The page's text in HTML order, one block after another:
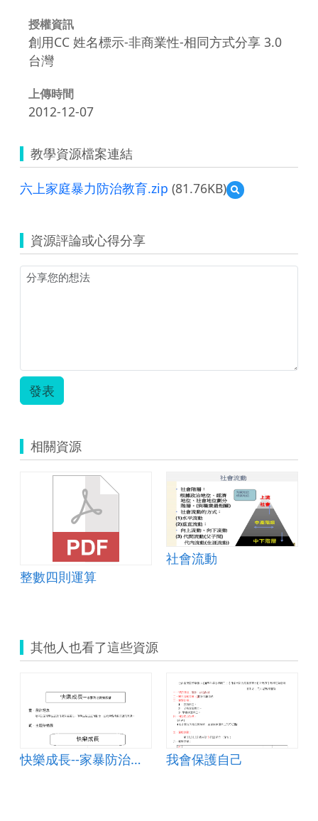
授權資訊
創用CC 姓名標示-非商業性-相同方式分享 3.0
台灣
上傳時間
2012-12-07
教學資源檔案連結
六上家庭暴力防治教育.zip (81.76KB)
預
覽
庭
暴
資源評論或心得分享
發表
相關資源
整數四則運算
社會流動
其他人也看了這些資源
快樂成長--家暴防治教案 我會保護自己